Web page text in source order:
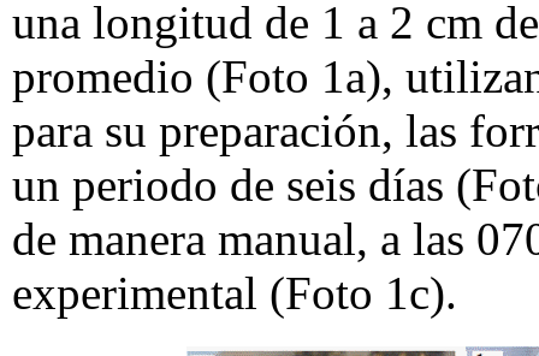
una longitud de 1 a 2 cm
promedio (Foto 1a),
para su preparación, las
un periodo de seis días
de manera manual, a las
experimental (Foto 1c).